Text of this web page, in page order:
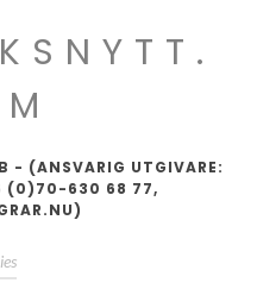
- (ANSVARIG UTGIVARE:
(0)70-630 68 77,